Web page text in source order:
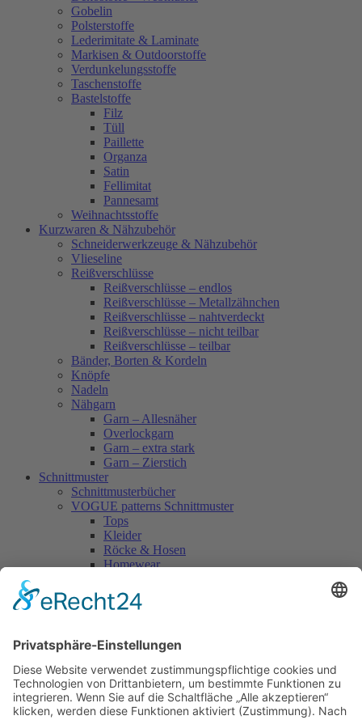
Gobelin
Polsterstoffe
Lederimitate & Laminate
Markisen & Outdoorstoffe
Verdunkelungsstoffe
Taschenstoffe
Bastelstoffe
Filz
Tüll
Paillette
Organza
Satin
Fellimitat
Pannesamt
Weihnachtsstoffe
Kurzwaren & Nähzubehör
Schneiderwerkzeuge & Nähzubehör
Vlieseline
Reißverschlüsse
Reißverschlüsse – endlos
Reißverschlüsse – Metallzähnchen
Reißverschlüsse – nahtverdeckt
Reißverschlüsse – nicht teilbar
Reißverschlüsse – teilbar
Bänder, Borten & Kordeln
Knöpfe
Nadeln
Nähgarn
Garn – Allesnäher
Overlockgarn
Garn – extra stark
Garn – Zierstich
Schnittmuster
Schnittmusterbücher
VOGUE patterns Schnittmuster
Tops
Kleider
Röcke & Hosen
Homewear
Vogue Vintage
Herren
Accessoires
Einzelschnittmuster Burda
Tops
Kleider
Röcke & Hosen
Homewear